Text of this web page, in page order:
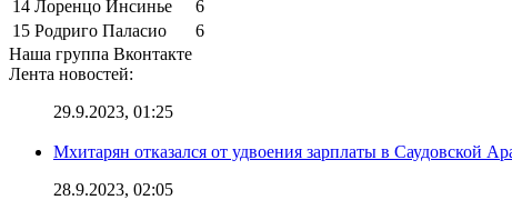
14 Лоренцо Инсинье
6
15 Родриго Паласио
6
Наша группа Вконтакте
Лента новостей:
29.9.2023, 01:25
Мхитарян отказался от удвоения зарплаты в Саудовской
28.9.2023, 02:05